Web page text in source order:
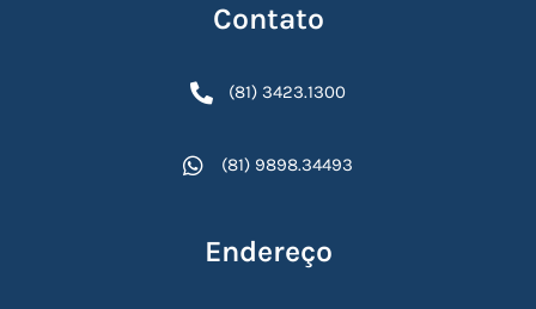
Contato
(81) 3423.1300
(81) 9898.34493
Endereço